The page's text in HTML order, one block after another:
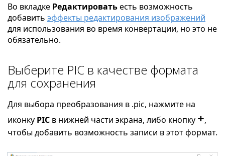
Во вкладке Редактироватьесть возможность
добавить эффекты редактирования изображений
для использования во время конвертации, но это не
обязательно.
Выберите PIC в качестве формата
для сохранения
Для выбора преобразования в .pic, нажмите на
иконку PIC в нижней части экрана, либо кнопку +,
чтобы добавить возможность записи в этот формат.